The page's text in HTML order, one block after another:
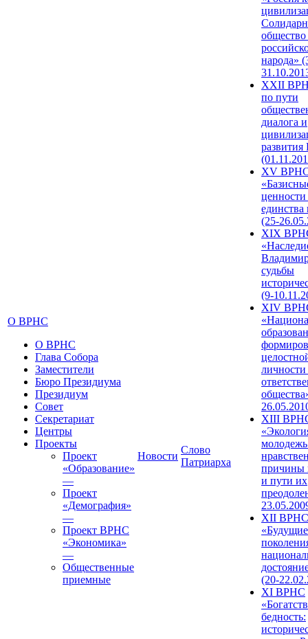
О ВРНС
О ВРНС
Глава Собора
Заместители
Бюро Президиума
Президиум
Совет
Секретариат
Центры
Проекты
Проект
«Образование»
—
Проект
«Демография»
—
Проект ВРНС
«Экономика»
—
Общественные
приемные
Новости
Слово
Патриарха
народа»
XXII
по пути
диалога и
развития
XV
единства
(25-
XIX
судьбы
(9-
XIV
XIII
причины
и пути их
XII ВРНС
«Будущие
(20-
XI ВРНС
бедность: